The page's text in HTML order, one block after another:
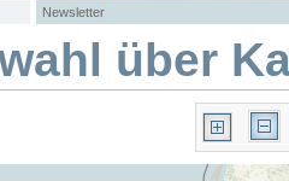
Newsletter
über